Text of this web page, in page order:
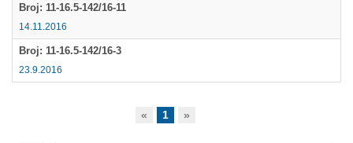
Broj: 11-16.5-142/16-11
14.11.2016
Broj: 11-16.5-142/16-3
23.9.2016
« 1 »